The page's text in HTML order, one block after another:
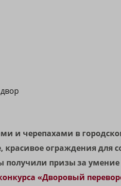
и черепахами в
красивое ограждения
призы за умение
«Дворовый